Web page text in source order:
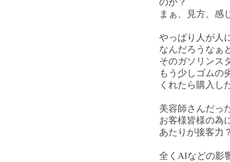
のか？
まぁ、見方、感
やっぱり人が人
なんだろうなぁ
そのガソリンス
もう少しゴムの
くれたら購入
美容師さんだっ
お客様皆様の為
あたりが接客力
全くAIなどの影